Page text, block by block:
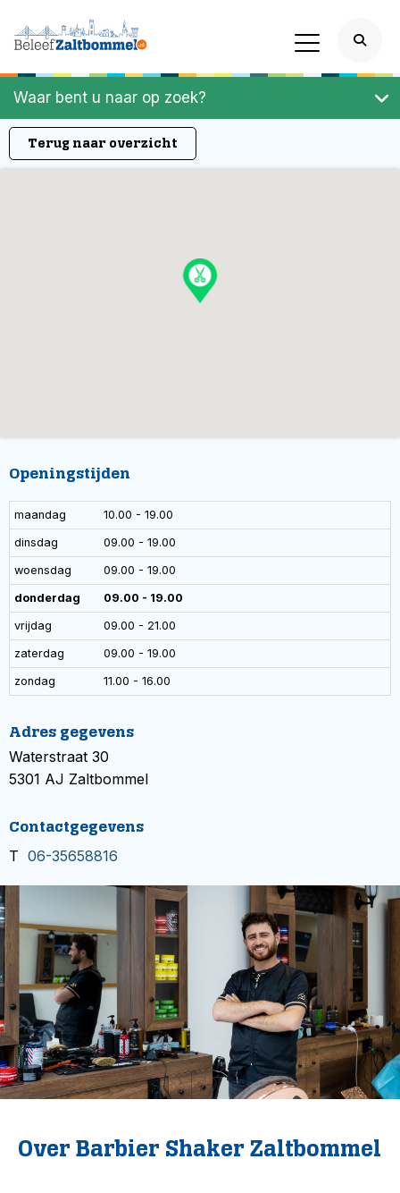
Waar bent u naar op zoek?
Terug naar overzicht
Openingstijden
maandag 10.00 - 19.00
dinsdag 09.00 - 19.00
woensdag 09.00 - 19.00
donderdag 09.00 - 19.00
vrijdag 09.00 - 21.00
zaterdag 09.00 - 19.00
zondag 11.00 - 16.00
Adres gegevens
Waterstraat 30
5301 AJ Zaltbommel
Contactgegevens
T 06-35658816
Over Barbier Shaker Zaltbommel